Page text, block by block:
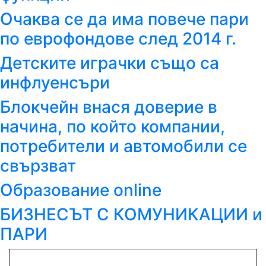
Очаква се да има повече пари
по еврофондове след 2014 г.
Детските играчки също са
инфлуенсъри
Блокчейн внася доверие в
начина, по който компании,
потребители и автомобили се
свързват
Образование online
БИЗНЕСЪТ С КОМУНИКАЦИИ и
ПАРИ